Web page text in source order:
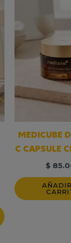
MEDICUBE
C CAPSULE
$